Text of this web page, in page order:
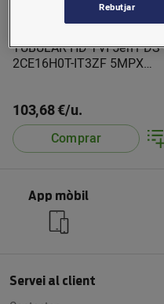
TUBULAR HD-TVI 5en1 DS-
2CE16H0T-IT3ZF 5MPX
103,68 €/u.
Comprar
App mòbil
Servei al client
Rebutjar